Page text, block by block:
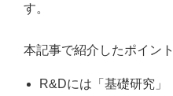
す。
本記事で紹介したポイン
R&Dには「基礎研究」